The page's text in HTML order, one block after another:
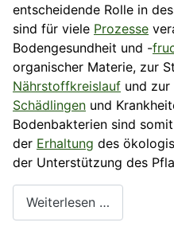
entscheidende Rolle in
sind für viele Prozesse
Bodengesundheit und -
organischer Materie, zur
Nährstoffkreislauf und
Schädlingen und
Bodenbakterien sind
der Erhaltung des
der Unterstützung des
Weiterlesen …